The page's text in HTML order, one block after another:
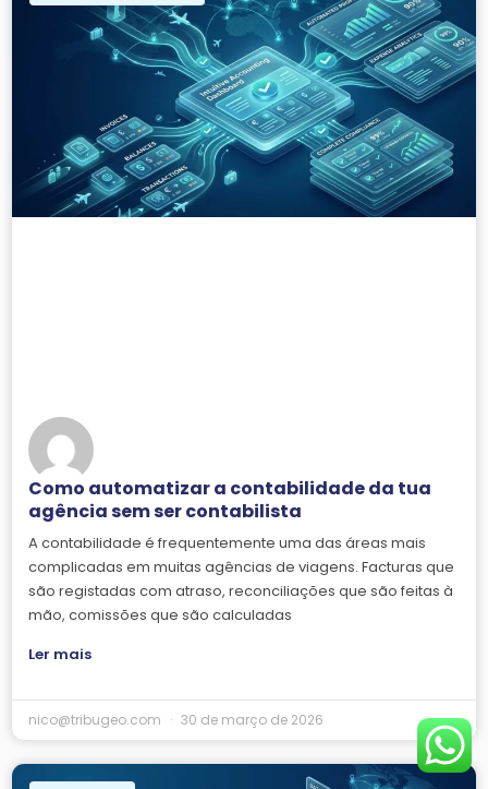
Como automatizar a contabilidade da tua
agência sem ser contabilista
A contabilidade é frequentemente uma das áreas mais
complicadas em muitas agências de viagens. Facturas que
são registadas com atraso, reconciliações que são feitas à
mão, comissões que são calculadas
Ler mais
nico@tribugeo.com 30 de março de 2026